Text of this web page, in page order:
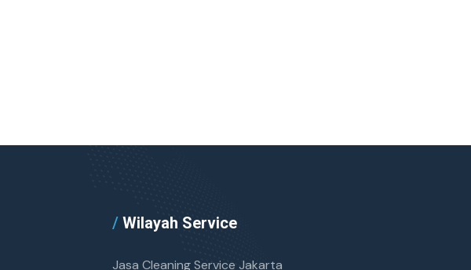
/Wilayah Service
Jasa Cleaning Service Jakarta